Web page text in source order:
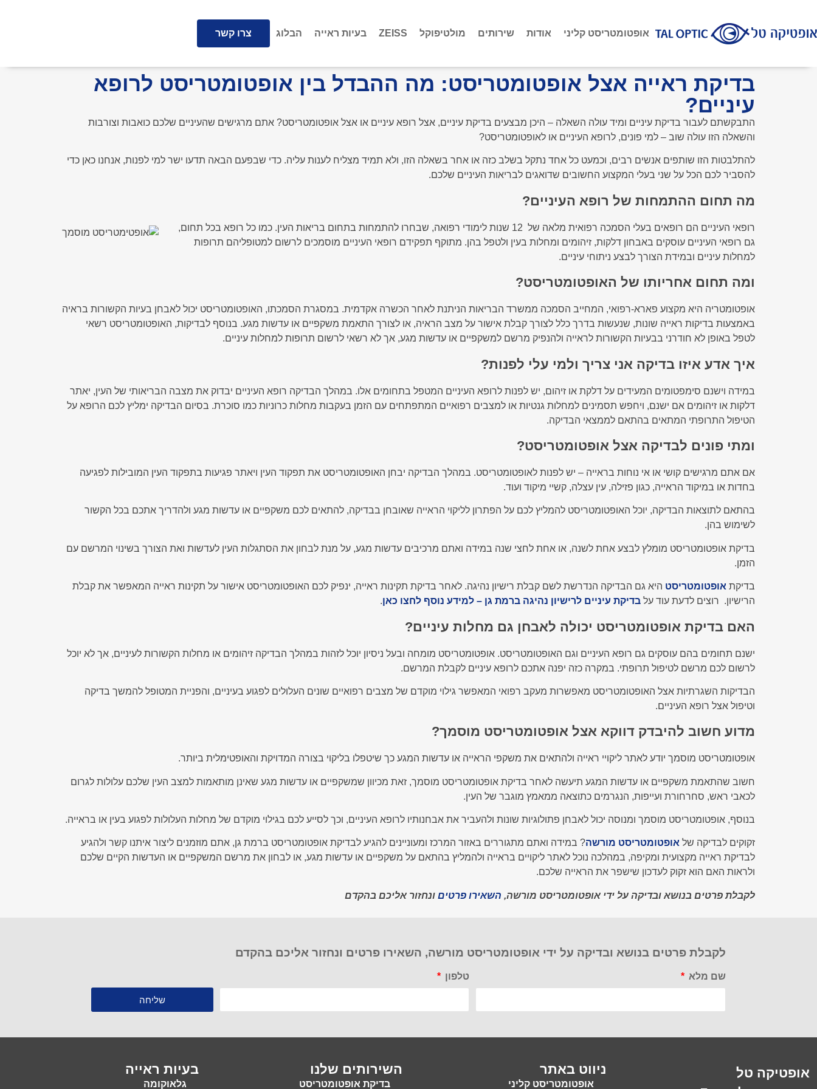
אופטומטריסט קליני אודות שירותים מולטיפוקל ZEISS בעיות ראייה הבלוג צרו קשר
בדיקת ראייה אצל אופטומטריסט: מה ההבדל בין אופטומטריסט לרופא
עיניים?
התבקשתם לעבור בדיקת עיניים ומיד עולה השאלה – היכן מבצעים בדיקת עיניים, אצל רופא עיניים או אצל אופטומטריסט? אתם מרגישים שהעיניים שלכם כואבות וצורבות
והשאלה הזו עולה שוב – למי פונים, לרופא העיניים או לאופטומטריסט?
להתלבטות הזו שותפים אנשים רבים, וכמעט כל אחד נתקל בשלב כזה או אחר בשאלה הזו, ולא תמיד מצליח לענות עליה. כדי שבפעם הבאה תדעו ישר למי לפנות, אנחנו כאן כדי
להסביר לכם הכל על שני בעלי המקצוע החשובים שדואגים לבריאות העיניים שלכם.
מה תחום ההתמחות של רופא העיניים?
רופאי העיניים הם רופאים בעלי הסמכה רפואית מלאה של 12 שנות לימודי רפואה, שבחרו להתמחות בתחום בריאות העין. כמו כל רופא בכל תחום,
גם רופאי העיניים עוסקים באבחון דלקות, זיהומים ומחלות בעין ולטפל בהן. מתוקף תפקידם רופאי העיניים מוסמכים לרשום למטופליהם תרופות
למחלות עיניים ובמידת הצורך לבצע ניתוחי עיניים.
ומה תחום אחריותו של האופטומטריסט?
אופטומטריה היא מקצוע פארא-רפואי, המחייב הסמכה ממשרד הבריאות הניתנת לאחר הכשרה אקדמית. במסגרת הסמכתו, האופטומטריסט יכול לאבחן בעיות הקשורות בראיה
באמצעות בדיקות ראייה שונות, שנעשות בדרך כלל לצורך קבלת אישור על מצב הראיה, או לצורך התאמת משקפיים או עדשות מגע. בנוסף לבדיקות, האופטומטריסט רשאי
לטפל באופן לא חודרני בבעיות הקשורות לראייה ולהנפיק מרשם למשקפיים או עדשות מגע, אך לא רשאי לרשום תרופות למחלות עיניים.
איך אדע איזו בדיקה אני צריך ולמי עלי לפנות?
במידה וישנם סימפטומים המעידים על דלקת או זיהום, יש לפנות לרופא העיניים המטפל בתחומים אלו. במהלך הבדיקה רופא העיניים יבדוק את מצבה הבריאותי של העין, יאתר
דלקות או זיהומים אם ישנם, ויחפש תסמינים למחלות גנטיות או למצבים רפואיים המתפתחים עם הזמן בעקבות מחלות כרוניות כמו סוכרת. בסיום הבדיקה ימליץ לכם הרופא על
הטיפול התרופתי המתאים בהתאם לממצאי הבדיקה.
ומתי פונים לבדיקה אצל אופטומטריסט?
אם אתם מרגישים קושי או אי נוחות בראייה – יש לפנות לאופטומטריסט. במהלך הבדיקה יבחן האופטומטריסט את תפקוד העין ויאתר פגיעות בתפקוד העין המובילות לפגיעה
בחדות או במיקוד הראייה, כגון פזילה, עין עצלה, קשיי מיקוד ועוד.
בהתאם לתוצאות הבדיקה, יוכל האופטומטריסט להמליץ לכם על הפתרון לליקוי הראייה שאובחן בבדיקה, להתאים לכם משקפיים או עדשות מגע ולהדריך אתכם בכל הקשור
לשימוש בהן.
בדיקת אופטומטריסט מומלץ לבצע אחת לשנה, או אחת לחצי שנה במידה ואתם מרכיבים עדשות מגע, על מנת לבחון את הסתגלות העין לעדשות ואת הצורך בשינוי המרשם עם
הזמן.
בדיקת אופטומטריסט היא גם הבדיקה הנדרשת לשם קבלת רישיון נהיגה. לאחר בדיקת תקינות ראייה, ינפיק לכם האופטומטריסט אישור על תקינות ראייה המאפשר את קבלת
הרישיון. רוצים לדעת עוד על בדיקת עיניים לרישיון נהיגה ברמת גן – למידע נוסף לחצו כאן.
האם בדיקת אופטומטריסט יכולה לאבחן גם מחלות עיניים?
ישנם תחומים בהם עוסקים גם רופא העיניים וגם האופטומטריסט. אופטומטריסט מומחה ובעל ניסיון יוכל לזהות במהלך הבדיקה זיהומים או מחלות הקשורות לעיניים, אך לא יוכל
לרשום לכם מרשם לטיפול תרופתי. במקרה כזה יפנה אתכם לרופא עיניים לקבלת המרשם.
הבדיקות השגרתיות אצל האופטומטריסט מאפשרות מעקב רפואי המאפשר גילוי מוקדם של מצבים רפואיים שונים העלולים לפגוע בעיניים, והפניית המטופל להמשך בדיקה
וטיפול אצל רופא העיניים.
מדוע חשוב להיבדק דווקא אצל אופטומטריסט מוסמך?
אופטומטריסט מוסמך יודע לאתר ליקויי ראייה ולהתאים את משקפי הראייה או עדשות המגע כך שיטפלו בליקוי בצורה המדויקת והאופטימלית ביותר.
חשוב שהתאמת משקפיים או עדשות המגע תיעשה לאחר בדיקת אופטומטריסט מוסמך, זאת מכיוון שמשקפיים או עדשות מגע שאינן מותאמות למצב העין שלכם עלולות לגרום
לכאבי ראש, סחרחורת ועייפות, הנגרמים כתוצאה ממאמץ מוגבר של העין.
בנוסף, אופטומטריסט מוסמך ומנוסה יכול לאבחן פתולוגיות שונות ולהעביר את אבחנותיו לרופא העיניים, וכך לסייע לכם בגילוי מוקדם של מחלות העלולות לפגוע בעין או בראייה.
זקוקים לבדיקה של אופטומטריסט מורשה? במידה ואתם מתגוררים באזור המרכז ומעוניינים להגיע לבדיקת אופטומטריסט ברמת גן, אתם מוזמנים ליצור איתנו קשר ולהגיע
לבדיקת ראייה מקצועית ומקיפה, במהלכה נוכל לאתר ליקויים בראייה ולהמליץ בהתאם על משקפיים או עדשות מגע, או לבחון את מרשם המשקפיים או העדשות הקיים שלכם
ולראות האם הוא זקוק לעדכון שישפר את הראייה שלכם.
לקבלת פרטים בנושא ובדיקה על ידי אופטומטריסט מורשה, השאירו פרטים ונחזור אליכם בהקדם
לקבלת פרטים בנושא ובדיקה על ידי אופטומטריסט מורשה, השאירו פרטים ונחזור אליכם בהקדם
שם מלא טלפון
שליחה
אופטיקה טל
ניווט באתר
אופטומטריסט קליני
השירותים שלנו
בדיקת אופטומטריסט
בעיות ראייה
גלאוקומה